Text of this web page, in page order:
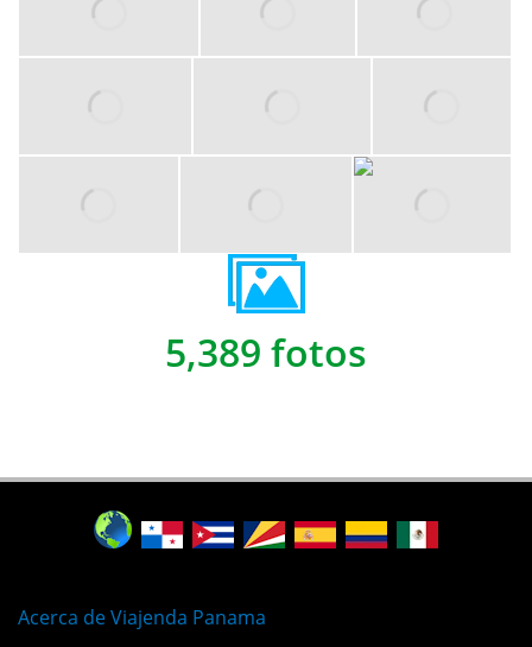
5,389 fotos
Acerca de Viajenda Panama